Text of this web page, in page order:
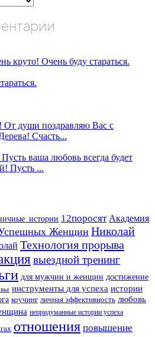
круто! Очень буду стараться.
От души поздравляю Вас с
Счасть...
ваша любовь всегда будет
Пусть ...
12поросят Академия
Женщин Николай
Технология прорыва
выездной тренинг
для мужчин и женщин достижение
инструменты для успеха истории
коучинг личная эффективность любовь
непридуманные истории успеха
отношения повышение